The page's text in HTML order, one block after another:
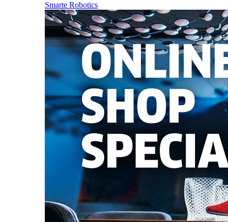
Smarte Robotics